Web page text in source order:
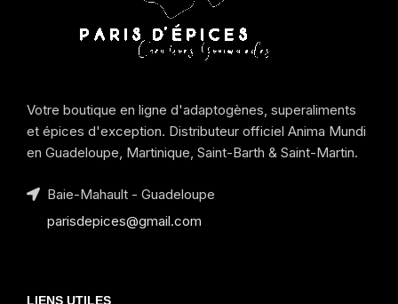
Votre boutique en ligne d'adaptogènes, superaliments
et épices d'exception. Distributeur officiel Anima Mundi
en Guadeloupe, Martinique, Saint-Barth & Saint-Martin.
Baie-Mahault - Guadeloupe
parisdepices@gmail.com
LIENS UTILES